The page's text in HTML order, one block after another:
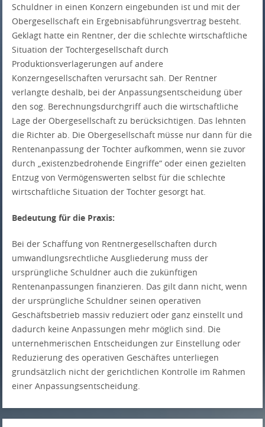
Schuldner in einen Konzern eingebunden ist und mit der
Obergesellschaft ein Ergebnisabführungsvertrag besteht.
Geklagt hatte ein Rentner, der die schlechte wirtschaftliche
Situation der Tochtergesellschaft durch
Produktionsverlagerungen auf andere
Konzerngesellschaften verursacht sah. Der Rentner
verlangte deshalb, bei der Anpassungsentscheidung über
den sog. Berechnungsdurchgriff auch die wirtschaftliche
Lage der Obergesellschaft zu berücksichtigen. Das lehnten
die Richter ab. Die Obergesellschaft müsse nur dann für die
Rentenanpassung der Tochter aufkommen, wenn sie zuvor
durch „existenzbedrohende Eingriffe“ oder einen gezielten
Entzug von Vermögenswerten selbst für die schlechte
wirtschaftliche Situation der Tochter gesorgt hat.
Bedeutung für die Praxis:
Bei der Schaffung von Rentnergesellschaften durch
umwandlungsrechtliche Ausgliederung muss der
ursprüngliche Schuldner auch die zukünftigen
Rentenanpassungen finanzieren. Das gilt dann nicht, wenn
der ursprüngliche Schuldner seinen operativen
Geschäftsbetrieb massiv reduziert oder ganz einstellt und
dadurch keine Anpassungen mehr möglich sind. Die
unternehmerischen Entscheidungen zur Einstellung oder
Reduzierung des operativen Geschäftes unterliegen
grundsätzlich nicht der gerichtlichen Kontrolle im Rahmen
einer Anpassungsentscheidung.